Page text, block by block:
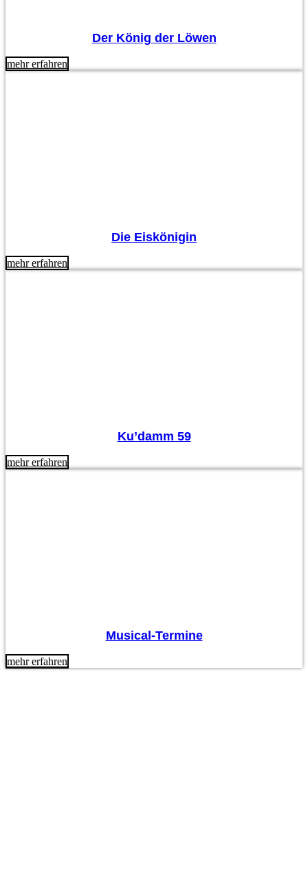
Der König der Löwen
mehr erfahren
Die Eiskönigin
mehr erfahren
Ku’damm 59
mehr erfahren
Musical-Termine
mehr erfahren